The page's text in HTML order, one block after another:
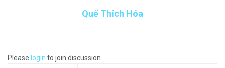
Quế Thích Hóa
Please login to join discussion